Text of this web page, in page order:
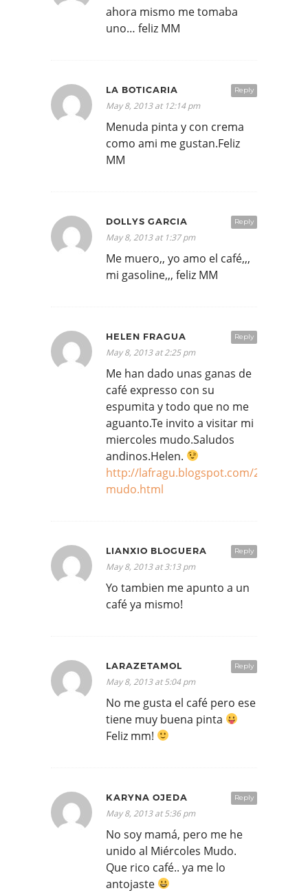
ahora mismo me tomaba
uno… feliz MM
Reply
LA BOTICARIA
May 8, 2013 at 12:14 pm
Menuda pinta y con crema
como ami me gustan.Feliz
MM
Reply
DOLLYS GARCIA
May 8, 2013 at 1:37 pm
Me muero,, yo amo el café,,,
mi gasoline,,, feliz MM
Reply
HELEN FRAGUA
May 8, 2013 at 2:25 pm
Me han dado unas ganas de
café expresso con su
espumita y todo que no me
aguanto.Te invito a visitar mi
miercoles mudo.Saludos
andinos.Helen.
http://lafragu.blogspot.com/2013/05/
mudo.html
Reply
LIANXIO BLOGUERA
May 8, 2013 at 3:13 pm
Yo tambien me apunto a un
café ya mismo!
Reply
LARAZETAMOL
May 8, 2013 at 5:04 pm
No me gusta el café pero ese
tiene muy buena pinta
Feliz mm!
Reply
KARYNA OJEDA
May 8, 2013 at 5:36 pm
No soy mamá, pero me he
unido al Miércoles Mudo.
Que rico café.. ya me lo
antojaste